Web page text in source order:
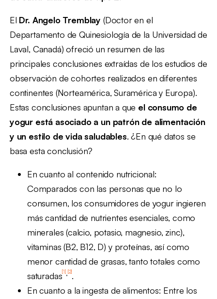
El Dr. Angelo Tremblay (Doctor en el
Departamento de Quinesiología de la Universidad de
Laval, Canadá) ofreció un resumen de las
principales conclusiones extraídas de los estudios de
observación de cohortes realizados en diferentes
continentes (Norteamérica, Suramérica y Europa).
Estas conclusiones apuntan a que el consumo de
yogur está asociado a un patrón de alimentación
y un estilo de vida saludables. ¿En qué datos se
basa esta conclusión?
En cuanto al contenido nutricional:
Comparados con las personas que no lo
consumen, los consumidores de yogur ingieren
más cantidad de nutrientes esenciales, como
minerales (calcio, potasio, magnesio, zinc),
vitaminas (B2, B12, D) y proteínas, así como
menor cantidad de grasas, tanto totales como
saturadas[1],[2].
En cuanto a la ingesta de alimentos: Entre los